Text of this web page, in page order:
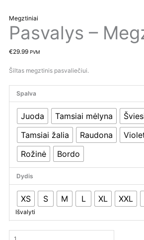
Megztiniai
Pasvalys –
€29.99 PVM
Šiltas megztinis pasvaliečiui.
Spalva
Juoda Tamsiai mėlyna
Tamsiai žalia
Raudona
Rožinė
Bordo
Dydis
XS S M L XL XXL
Išvalyti